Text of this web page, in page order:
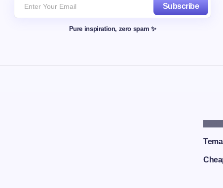
Subscribe
Pure inspiration, zero spam ✨